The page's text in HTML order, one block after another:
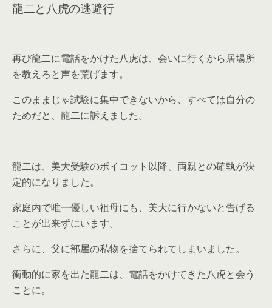
龍二と八虎の逃避行
再び龍二に電話をかけた八虎は、会いに行くから居場所
を教えろと声を荒げます。
このままじゃ試験に集中できないから、すべては自分の
ためだと、龍二に訴えました。
龍二は、美大受験のボイコット以降、両親との確執が決
定的になりました。
家庭内で唯一優しい祖母にも、美大に行かないと告げる
ことが出来ずにいます。
さらに、父に部屋の私物を捨てられてしまいました。
衝動的に家を出た龍二は、電話をかけてきた八虎と会う
ことに。